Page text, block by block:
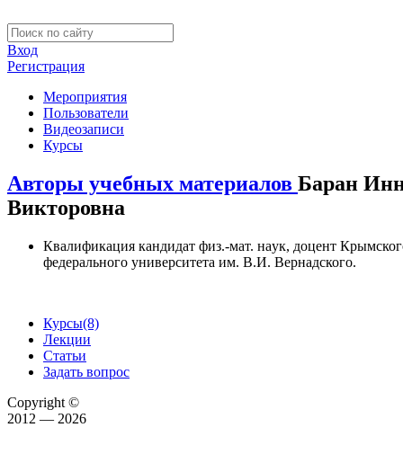
Вход
Регистрация
Мероприятия
Пользователи
Видеозаписи
Курсы
Авторы учебных материалов Баран
Викторовна
Квалификация кандидат физ.-мат. наyк, доцент
федерального yниверситета им. В.И. Вернадского.
Курсы(8)
Лекции
Статьи
Задать вопрос
Copyright ©
2012 — 2026